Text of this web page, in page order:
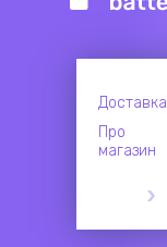
Доставка
Про
магазин